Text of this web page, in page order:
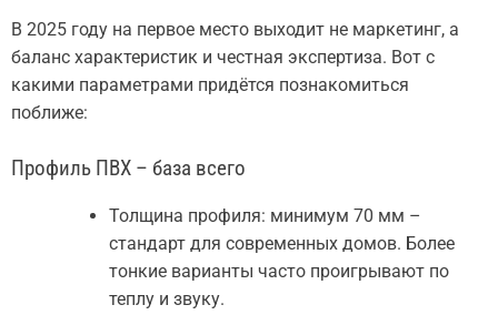
В 2025 году на первое место выходит не маркетинг, а
баланс характеристик и честная экспертиза. Вот с
какими параметрами придётся познакомиться
поближе:
Профиль ПВХ – база всего
Толщина профиля: минимум 70 мм –
стандарт для современных домов. Более
тонкие варианты часто проигрывают по
теплу и звуку.